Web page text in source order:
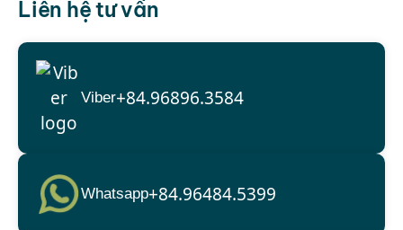
Liên hệ tư vấn
Viber+84.96896.3584
Whatsapp+84.96484.5399